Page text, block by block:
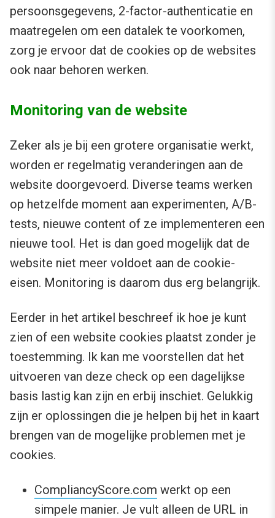
persoonsgegevens, 2-factor-authenticatie en
maatregelen om een datalek te voorkomen,
zorg je ervoor dat de cookies op de websites
ook naar behoren werken.
Monitoring van de website
Zeker als je bij een grotere organisatie werkt,
worden er regelmatig veranderingen aan de
website doorgevoerd. Diverse teams werken
op hetzelfde moment aan experimenten, A/B-
tests, nieuwe content of ze implementeren een
nieuwe tool. Het is dan goed mogelijk dat de
website niet meer voldoet aan de cookie-
eisen. Monitoring is daarom dus erg belangrijk.
Eerder in het artikel beschreef ik hoe je kunt
zien of een website cookies plaatst zonder je
toestemming. Ik kan me voorstellen dat het
uitvoeren van deze check op een dagelijkse
basis lastig kan zijn en erbij inschiet. Gelukkig
zijn er oplossingen die je helpen bij het in kaart
brengen van de mogelijke problemen met je
cookies.
CompliancyScore.com werkt op een
simpele manier. Je vult alleen de URL in